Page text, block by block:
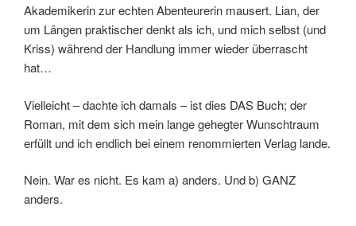
Akademikerin zur echten Abenteurerin mausert. Lian, der
um Längen praktischer denkt als ich, und mich selbst (und
Kriss) während der Handlung immer wieder überrascht
hat…
Vielleicht – dachte ich damals – ist dies DAS Buch; der
Roman, mit dem sich mein lange gehegter Wunschtraum
erfüllt und ich endlich bei einem renommierten Verlag lande.
Nein. War es nicht. Es kam a) anders. Und b) GANZ
anders.